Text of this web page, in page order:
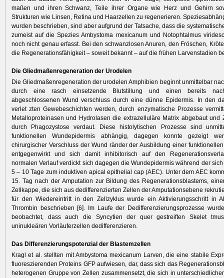
maßen und ihren Schwanz, Teile ihrer Organe wie Herz und Gehirn
Strukturen wie Linsen, Retina und Haarzellen zu regenerieren.
wurden beschrieben, sind aber aufgrund der Tatsache, dass die
zumeist auf die Spezies Ambystoma mexicanum und Notophtalmus
noch nicht genau erfasst. Bei den schwanzlosen Anuren, den Fröschen,
die Regenerationsfähigkeit – soweit bekannt – auf die frühen Larvenstadien
Die Gliedmaßenregeneration der Urodelen
Die Gliedmaßenregeneration der urodelen Amphibien beginnt unmittelbar
durch eine rasch einsetzende Blutstillung und einen bereits
abgeschlossenen Wund verschluss durch eine dünne Epidermis. In den
verlet zten Gewebeschichten werden, durch enzymatische Prozesse
Metalloproteinasen und Hydrolasen die extrazelluläre Matrix abgebaut und
durch Phagozystose verdaut. Diese histolytischen Prozesse sind
funktionellen Wundepidermis abhängig, dagegen konnte gezeigt
chirurgischer Verschluss der Wund ränder der Ausbildung einer
entgegenwirkt und sich damit inhibitorisch auf den
normalen Verlauf verdickt sich dagegen die Wundepidermis während der
5 – 10 Tage zum induktiven apical epithelial cap (AEC). Unter dem AEC
15. Tag nach der Amputation zur Bildung des Regenerationsblastems,
Zellkappe, die sich aus dedifferenzierten Zellen der Amputationsebene
für den Wiedereintritt in den Zellzyklus wurde ein Aktivierungsschritt in
Thrombin beschrieben [6]. Im Laufe der Dedifferenzierungsprozesse
beobachtet, dass auch die Syncytien der quer gestreiften Skelet
uninukleären Vorläuferzellen dedifferenzieren.
Das Differenzierungspotenzial der Blastemzellen
Kragl et al. stellten mit Ambystoma mexicanum Larven, die eine stabile
fluoreszierenden Proteins GFP aufwiesen, dar, dass sich das
heterogenen Gruppe von Zellen zusammensetzt, die sich in